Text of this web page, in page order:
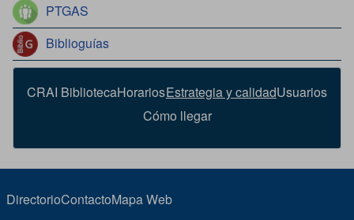
PTGAS
Biblioguías
CRAI BibliotecaHorariosEstrategia y calidadUsuarios
Cómo llegar
DirectorioContactoMapa Web